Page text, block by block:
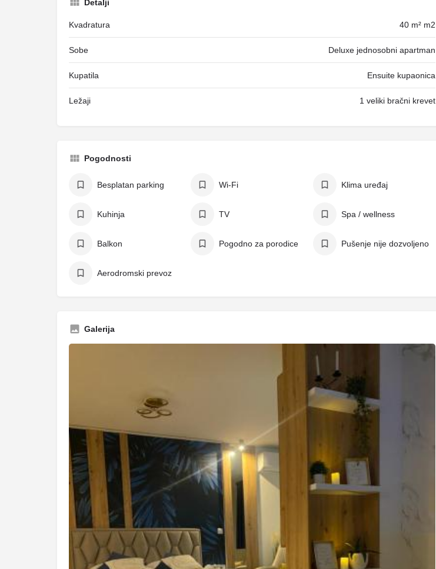
Detalji
Kvadratura 40 m² m2
Sobe Deluxe jednosobni apartman
Kupatila Ensuite kupaonica
Ležaji 1 veliki bračni krevet
Pogodnosti
Besplatan parking Wi-Fi Klima uređaj
Kuhinja TV Spa / wellness
Balkon Pogodno za porodice Pušenje nije dozvoljeno
Aerodromski prevoz
Galerija